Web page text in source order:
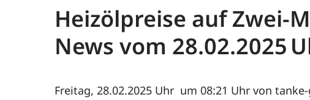
Heizölpreise auf Zwei-
News vom 28.02.2025
Freitag, 28.02.2025 um 08:21 Uhr von